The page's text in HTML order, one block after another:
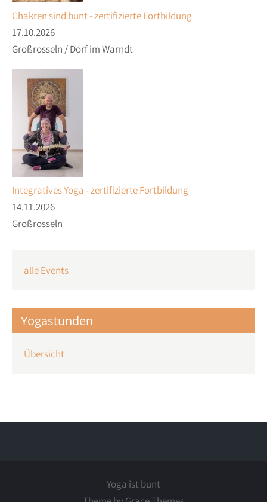
Chakren sind bunt - zertifizierte Fortbildung
17.10.2026
Großrosseln / Dorf im Warndt
Integratives Yoga - zertifizierte Fortbildung
14.11.2026
Großrosseln
alle Events
Yogastunden
Übersicht
Yoga ist bunt